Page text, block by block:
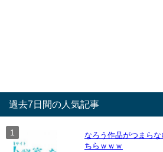
過去7日間の人気記事
なろう作品がつまら
ちらｗｗｗ